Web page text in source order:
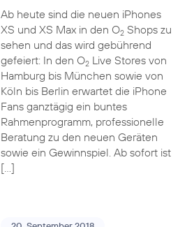
Ab heute sind die neuen iPhones
XS und XS Max in den O2Shops zu
sehen und das wird gebührend
gefeiert: In den O2Live Stores von
Hamburg bis München sowie von
Köln bis Berlin erwartet die iPhone
Fans ganztägig ein buntes
Rahmenprogramm, professionelle
Beratung zu den neuen Geräten
sowie ein Gewinnspiel. Ab sofort ist
[…]